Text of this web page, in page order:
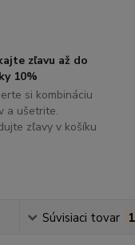
zľavu až do
10%
si kombináciu
a ušetrite.
zľavy v košíku
Súvisiaci tovar 1